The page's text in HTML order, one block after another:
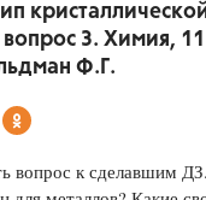
вопрос 3. Химия,
Ф.Г.
вопрос к сделавшим